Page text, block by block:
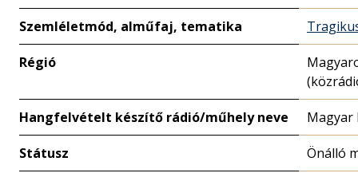
Szemléletmód, alműfaj, tematika
Régió
Hangfelvételt készítő rádió/műhely neve Magyar
Státusz Önálló